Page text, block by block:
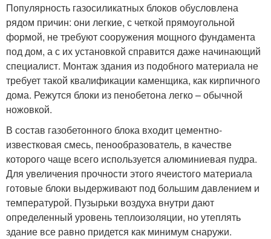
Популярность газосиликатных блоков обусловлена
рядом причин: они легкие, с четкой прямоугольной
формой, не требуют сооружения мощного фундамента
под дом, а с их установкой справится даже начинающий
специалист. Монтаж здания из подобного материала не
требует такой квалификации каменщика, как кирпичного
дома. Режутся блоки из пенобетона легко – обычной
ножовкой.
В состав газобетонного блока входит цементно-
известковая смесь, пенообразователь, в качестве
которого чаще всего используется алюминиевая пудра.
Для увеличения прочности этого ячеистого материала
готовые блоки выдерживают под большим давлением и
температурой. Пузырьки воздуха внутри дают
определенный уровень теплоизоляции, но утеплять
здание все равно придется как минимум снаружи.